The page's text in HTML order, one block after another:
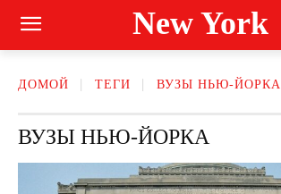
New York
ДОМОЙ ТЕГИ ВУЗЫ НЬЮ-ЙОРКА
ВУЗЫ НЬЮ-ЙОРКА